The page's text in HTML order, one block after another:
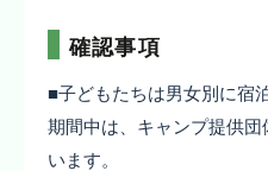
確認事項
■子どもたちは男女別に宿
期間中は、キャンプ提供
います。